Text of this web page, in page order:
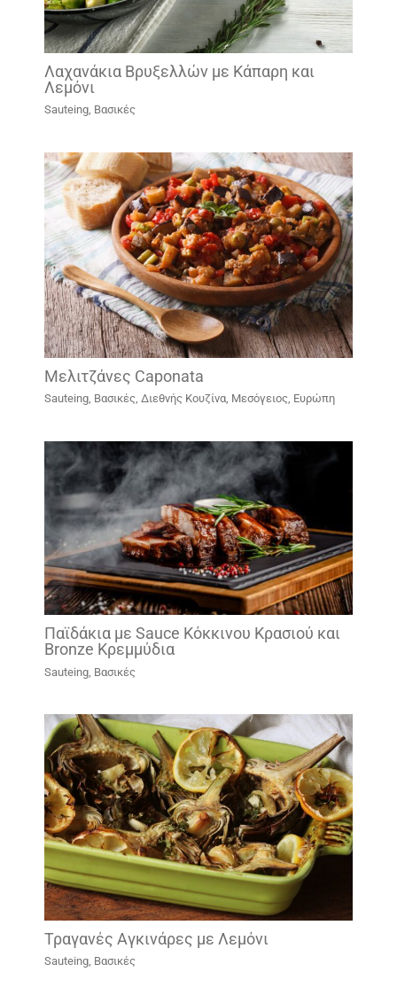
Λαχανάκια Βρυξελλών με Κάπαρη και
Λεμόνι
Sauteing, Βασικές
Μελιτζάνες Caponata
Sauteing, Βασικές, Διεθνής Κουζίνα, Μεσόγειος, Ευρώπη
Παϊδάκια με Sauce Κόκκινου Κρασιού και
Bronze Κρεμμύδια
Sauteing, Βασικές
Τραγανές Αγκινάρες με Λεμόνι
Sauteing, Βασικές